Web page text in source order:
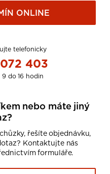
ONLINE
telefonicky
403
do 16 hodin
nebo máte jiný
řešíte objednávku,
Kontaktujte nás
formuláře.